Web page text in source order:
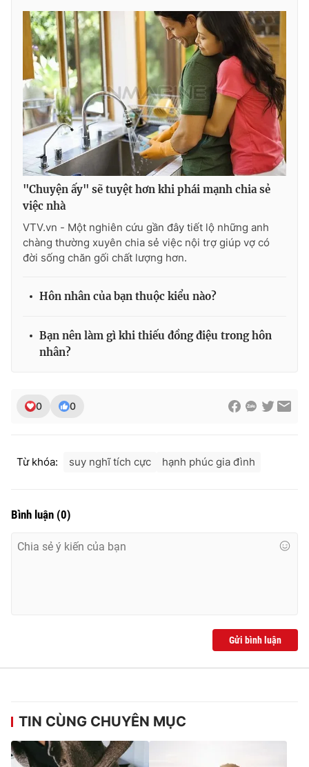
Email:toasoan@vtv.vn
Liên hệ quảng cáo:
024-7300.7108
® Cấm sao chép dưới mọi hình thức nếu không có sự chấp
thuận bằng văn bản. Ghi rõ nguồn VTV.vn khi phát hành lại
thông tin từ website này.
"Chuyện ấy" sẽ tuyệt hơn khi phái mạnh chia sẻ
việc nhà
VTV.vn - Một nghiên cứu gần đây tiết lộ những anh
chàng thường xuyên chia sẻ việc nội trợ giúp vợ có
đời sống chăn gối chất lượng hơn.
Hôn nhân của bạn thuộc kiểu nào?
Bạn nên làm gì khi thiếu đồng điệu trong hôn
nhân?
0 0
Từ khóa: suy nghĩ tích cực hạnh phúc gia đình
Bình luận (0)
Gửi bình luận
TIN CÙNG CHUYÊN MỤC